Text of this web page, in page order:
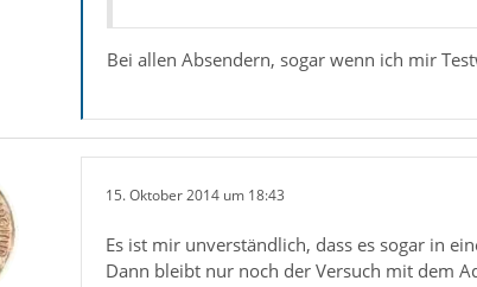
Bei allen Absendern, sogar wenn ich mir
15. Oktober 2014 um 18:43
Es ist mir unverständlich, dass es sogar in
Dann bleibt nur noch der Versuch mit dem